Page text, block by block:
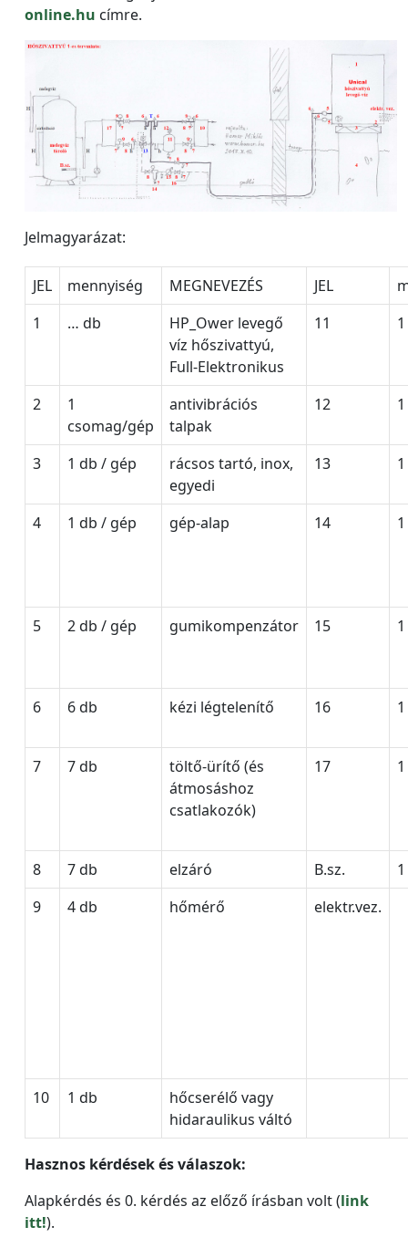
online.hu címre.
Jelmagyarázat:
JEL mennyiség MEGNEVEZÉS JEL
1
… db
HP_Ower levegő
víz hőszivattyú,
Full-Elektronikus
11
2
1
csomag/gép
antivibrációs
talpak
12
3 1 db / gép
rácsos tartó, inox,
egyedi
13
4 1 db / gép gép-alap 14
5 2 db / gép gumikompenzátor 15
6 6 db kézi légtelenítő 16
7 7 db
töltő-ürítő (és
átmosáshoz
csatlakozók)
17
8 7 db elzáró B.sz.
9
4 db hőmérő elektr.vez.
10 1 db
hőcserélő vagy
hidaraulikus váltó
Hasznos kérdések és válaszok:
Alapkérdés és 0. kérdés az előző írásban volt (link
itt!).